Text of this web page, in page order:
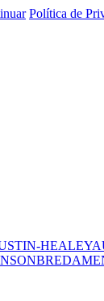
Política de
HEALEY